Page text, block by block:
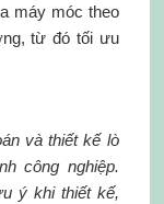
máy móc theo
từ đó tối ưu
và thiết kế lò
công nghiệp.
ý khi thiết kế,